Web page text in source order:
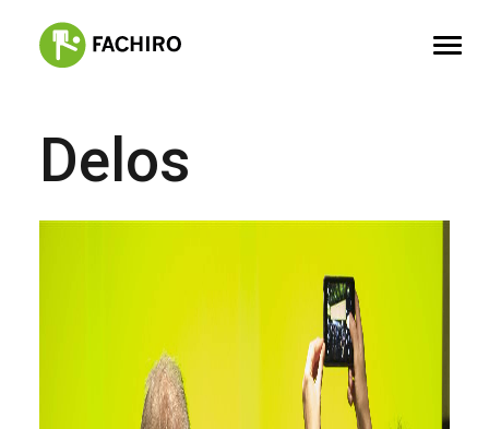
FACHIRO
Delos